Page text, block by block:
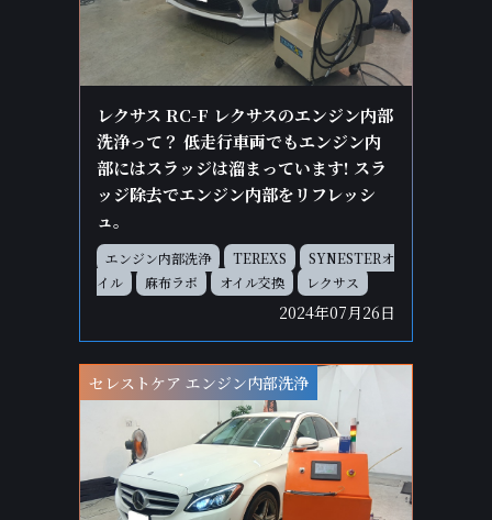
レクサス RC-F レクサスのエンジン内部
洗浄って？ 低走行車両でもエンジン内
部にはスラッジは溜まっています! スラ
ッジ除去でエンジン内部をリフレッシ
ュ。
エンジン内部洗浄 TEREXS
SYNESTERオ
イル
麻布ラボ オイル交換 レクサス
2024年07月26日
セレストケア エンジン内部洗浄